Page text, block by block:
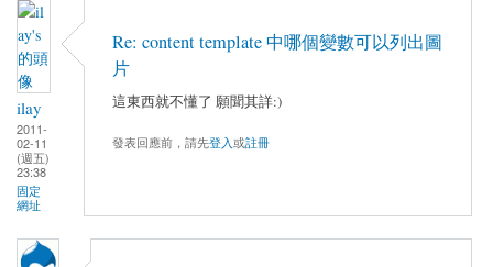
ilay
2011-
02-11
(週五)
23:38
固定
網址
Re: content template 中哪個變數可以列出圖
片
這東西就不懂了 願聞其詳:)
發表回應前，請先登入或註冊